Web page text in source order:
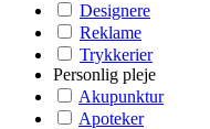
Designere
Reklame
Trykkerier
Personlig pleje
Akupunktur
Apoteker